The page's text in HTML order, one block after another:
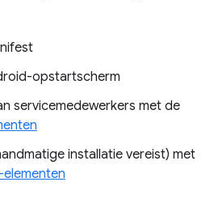
opstartscherm
servicemedewerkers met de
installatie vereist) met
elementen